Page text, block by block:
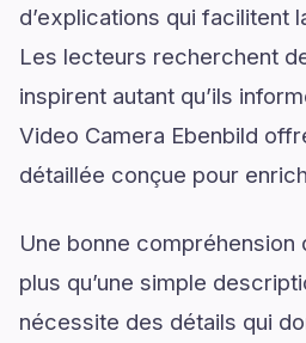
d’explications qui facilitent
Les lecteurs recherchent
inspirent autant qu’ils
Video Camera Ebenbild
détaillée conçue pour
Une bonne compréhension
plus qu’une simple
nécessite des détails qui